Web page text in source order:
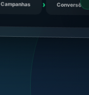
Campanhas Conversões